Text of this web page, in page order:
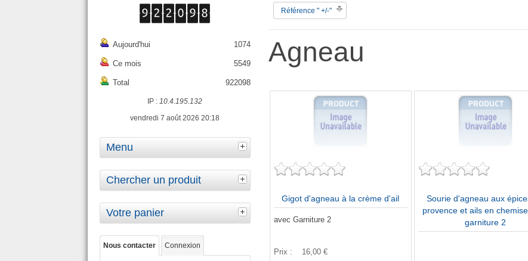
Aujourd'hui 1074
Ce mois 5549
Total 922098
IP :10.4.195.132
vendredi 7 août 2026 20:18
Menu
Chercher un produit
Votre panier
Nous contacter Connexion
Référence " +/-"
Agneau
Gigot d'agneau à la crème d'ail
avec Garniture 2
Prix : 16,00 €
Sourie d'agneau aux
provence et ails en
garniture 2